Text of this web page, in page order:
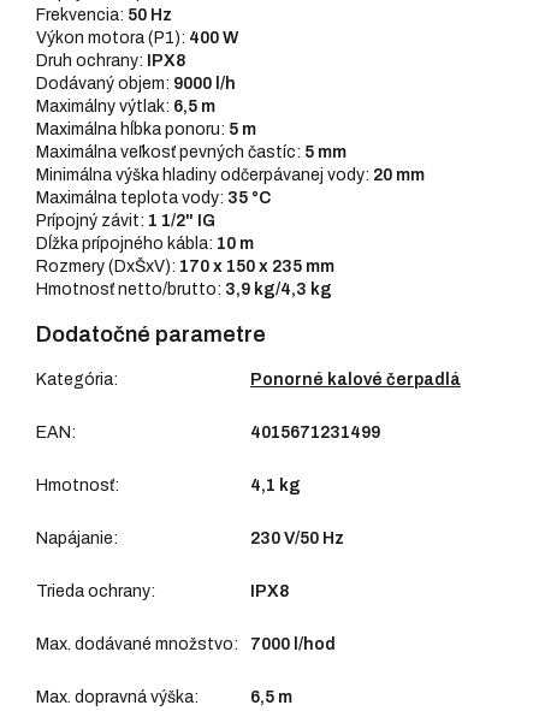
Frekvencia: 50 Hz
Výkon motora (P1): 400 W
Druh ochrany: IPX8
Dodávaný objem: 9000 l/h
Maximálny výtlak: 6,5 m
Maximálna hĺbka ponoru: 5 m
Maximálna veľkosť pevných častíc: 5 mm
Minimálna výška hladiny odčerpávanej vody: 20 mm
Maximálna teplota vody: 35 °C
Prípojný závit: 1 1/2" IG
Dĺžka prípojného kábla: 10 m
Rozmery (DxŠxV): 170 x 150 x 235 mm
Hmotnosť netto/brutto: 3,9 kg/4,3 kg
Dodatočné parametre
Kategória: Ponorné kalové čerpadlá
EAN : 4015671231499
Hmotnosť: 4,1 kg
Napájanie: 230 V/50 Hz
Trieda ochrany: IPX8
Max. dodávané množstvo: 7000 l/hod
Max. dopravná výška: 6,5 m